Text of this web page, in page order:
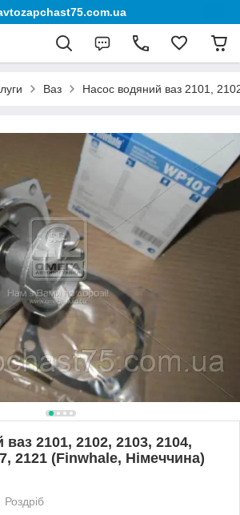
Ваз Насос водяний ваз 2101,
2101, 2102, 2103, 2104,
2121 (Finwhale, Німеччина)
Роздріб